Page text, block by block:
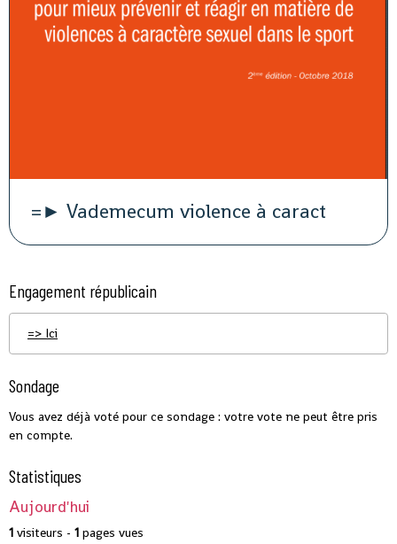
=► Vademecum violence à caract
Engagement républicain
=> Ici
Sondage
Vous avez déjà voté pour ce sondage : votre vote ne peut être pris
en compte.
Statistiques
Aujourd'hui
1 visiteurs - 1 pages vues